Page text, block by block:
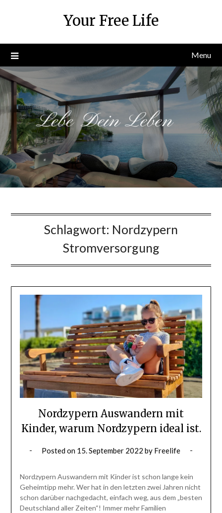
Your Free Life
Menu
Schlagwort: Nordzypern
Stromversorgung
Nordzypern Auswandern mit
Kinder, warum Nordzypern ideal ist.
Posted on 15. September 2022 by Freelife
Nordzypern Auswandern mit Kinder ist schon lange kein
Geheimtipp mehr. Wer hat in den letzten zwei Jahren nicht
schon darüber nachgedacht, einfach weg, aus dem „besten
Deutschland aller Zeiten“! Immer mehr Familien